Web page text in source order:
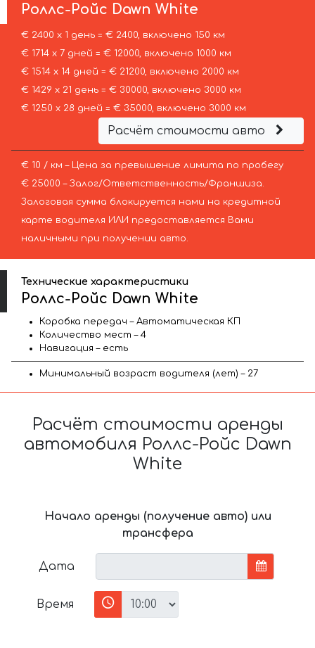
Роллс-Ройс Dawn White
€ 2400 х 1 день = € 2400, включено 150 км
€ 1714 х 7 дней = € 12000, включено 1000 км
€ 1514 х 14 дней = € 21200, включено 2000 км
€ 1429 х 21 день = € 30000, включено 3000 км
€ 1250 х 28 дней = € 35000, включено 3000 км
Расчёт стоимости авто
€ 10 / км – Цена за превышение лимита по пробегу
€ 25000 – Залог/Ответственность/Франшиза.
Залоговая сумма блокируется нами на кредитной
карте водителя ИЛИ предоставляется Вами
наличными при получении авто.
Технические характеристики
Роллс-Ройс Dawn White
Коробка передач – Автоматическая КП
Количество мест – 4
Навигация – есть
Минимальный возраст водителя (лет) – 27
Расчёт стоимости аренды
автомобиля Роллс-Ройс Dawn
White
Начало аренды (получение авто) или
трансфера
Дата
Время